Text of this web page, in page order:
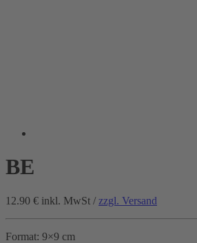
BE
12.90 € inkl. MwSt / zzgl. Versand
Format: 9×9 cm